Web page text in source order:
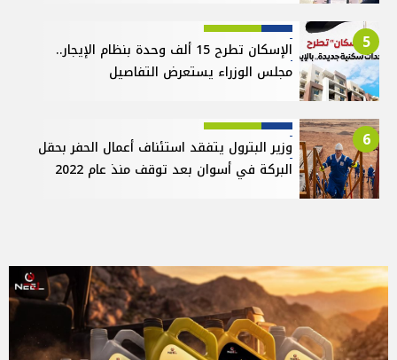
5
الإسكان تطرح 15 ألف وحدة بنظام الإيجار..
مجلس الوزراء يستعرض التفاصيل
6
وزير البترول يتفقد استئناف أعمال الحفر بحقل
البركة في أسوان بعد توقف منذ عام 2022